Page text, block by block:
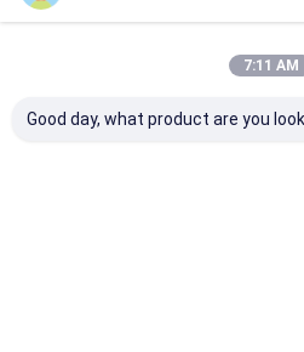
7:11 AM
Good day, what product are you